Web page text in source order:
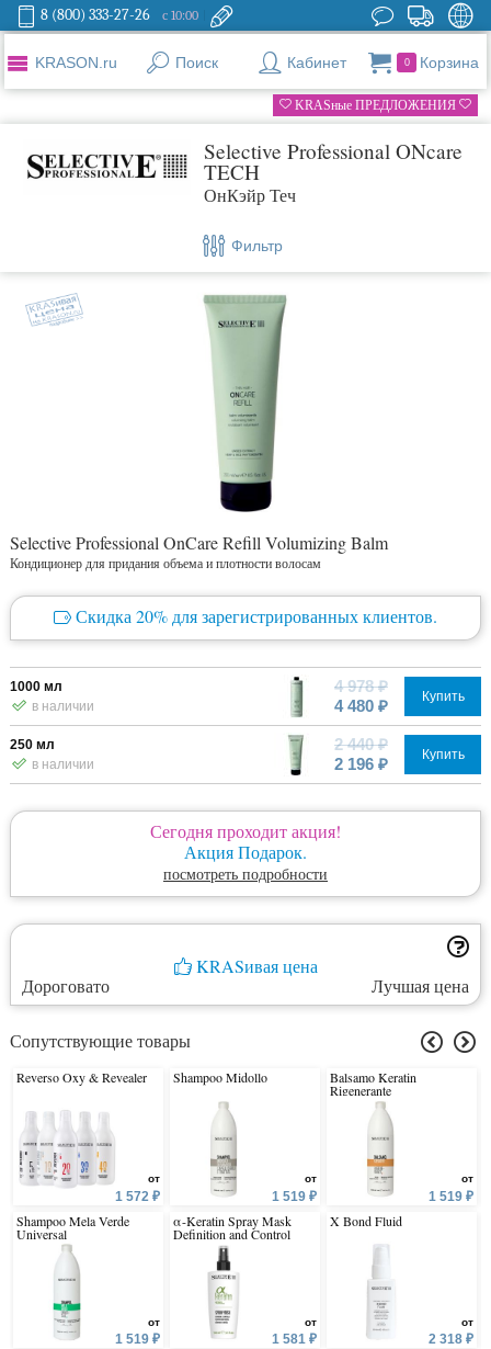
8 (800) 333-27-26 с 10:00
KRASON.ru Поиск Кабинет 0 Корзина
KRASные ПРЕДЛОЖЕНИЯ
Selective Professional ONcare
TECH
ОнКэйр Теч
Фильтр
Selective Professional OnCare Refill Volumizing Balm
Кондиционер для придания объема и плотности волосам
Скидка 20% для зарегистрированных клиентов.
1000 мл
в наличии
4 978 ₽
4 480 ₽
Купить
250 мл
в наличии
2 440 ₽
2 196 ₽
Купить
Сегодня проходит акция!
Акция Подарок.
посмотреть подробности
KRASивая цена
Дороговато
Лучшая цена
Сопутствующие товары
Reverso Oxy & Revealer
от
1 572 ₽
Shampoo Mela Verde
Universal
от
1 519 ₽
Shampoo Midollo
от
1 519 ₽
α-Keratin Spray Mask
Definition and Control
от
1 581 ₽
Balsamo Keratin
Rigenerante
от
1 519 ₽
X Bond Fluid
от
2 318 ₽